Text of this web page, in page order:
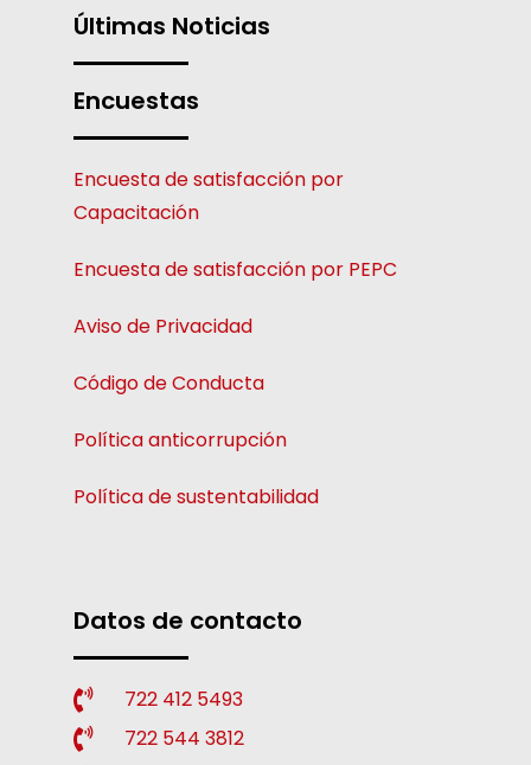
Últimas Noticias
Encuestas
Encuesta de satisfacción por
Capacitación
Encuesta de satisfacción por PEPC
Aviso de Privacidad
Código de Conducta
Política anticorrupción
Política de sustentabilidad
Datos de contacto
722 412 5493
722 544 3812